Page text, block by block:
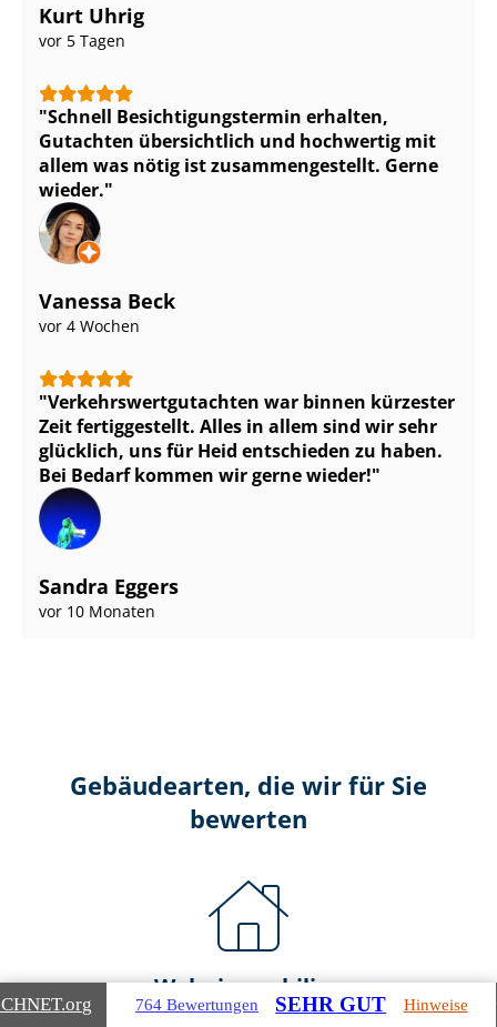
Kurt Uhrig
vor 5 Tagen
Schnell Be­sich­ti­gungs­ter­min erhalten,
Gutachten übersichtlich und hochwertig mit
allem was nötig ist zu­sam­men­ge­stellt. Gerne
wieder.
Vanessa Beck
vor 4 Wochen
Ver­kehrs­wert­gut­ach­ten war binnen kürzester
Zeit fertiggestellt. Alles in allem sind wir sehr
glücklich, uns für Heid entschieden zu haben.
Bei Bedarf kommen wir gerne wieder!
Sandra Eggers
vor 10 Monaten
Gebäudearten, die wir für Sie
bewerten
Wohnimmobilien
.org 764 Bewertungen SEHR GUT Hinweise